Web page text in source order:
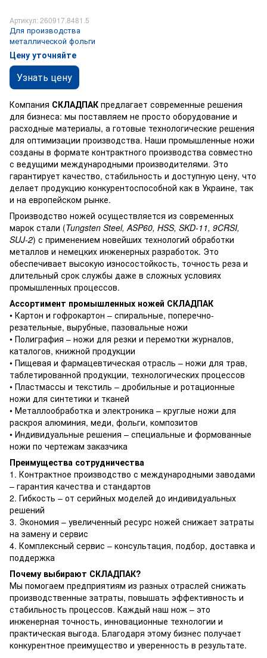
Артикул: 260917.8481.5
Для производства
металлической фольги
Цену уточняйте
Узнать цену
Компания СКЛАДПАК предлагает современные решения
для бизнеса: мы поставляем не просто оборудование и
расходные материалы, а готовые технологические решения
для оптимизации производства. Наши промышленные ножи
созданы в формате контрактного производства совместно
с ведущими международными производителями. Это
гарантирует качество, стабильность и доступную цену, что
делает продукцию конкурентоспособной как в Украине, так
и на европейском рынке.
Производство ножей осуществляется из современных
марок стали (Tungsten Steel, ASP60, HSS, SKD-11, 9CRSI,
SUJ-2) с применением новейших технологий обработки
металлов и немецких инженерных разработок. Это
обеспечивает высокую износостойкость, точность реза и
длительный срок службы даже в сложных условиях
промышленных процессов.
Ассортимент промышленных ножей СКЛАДПАК
• Картон и гофрокартон – спиральные, поперечно-
резательные, вырубные, пазовальные ножи
• Полиграфия – ножи для резки и перемотки журналов,
каталогов, книжной продукции
• Пищевая и фармацевтическая отрасль – ножи для трав,
таблетированной продукции, технологических процессов
• Пластмассы и текстиль – дробильные и ротационные
ножи для синтетики и тканей
• Металлообработка и электроника – круглые ножи для
раскроя алюминия, меди, фольги, композитов
• Индивидуальные решения – специальные и формованные
ножи по чертежам заказчика
Преимущества сотрудничества
1. Контрактное производство с международными заводами
– гарантия качества и стандартов
2. Гибкость – от серийных моделей до индивидуальных
решений
3. Экономия – увеличенный ресурс ножей снижает затраты
на замену и сервис
4. Комплексный сервис – консультация, подбор, доставка и
поддержка
Почему выбирают СКЛАДПАК?
Мы помогаем предприятиям из разных отраслей снижать
производственные затраты, повышать эффективность и
стабильность процессов. Каждый наш нож – это
инженерная точность, инновационные технологии и
практическая выгода. Благодаря этому бизнес получает
конкурентное преимущество и уверенность в результате.